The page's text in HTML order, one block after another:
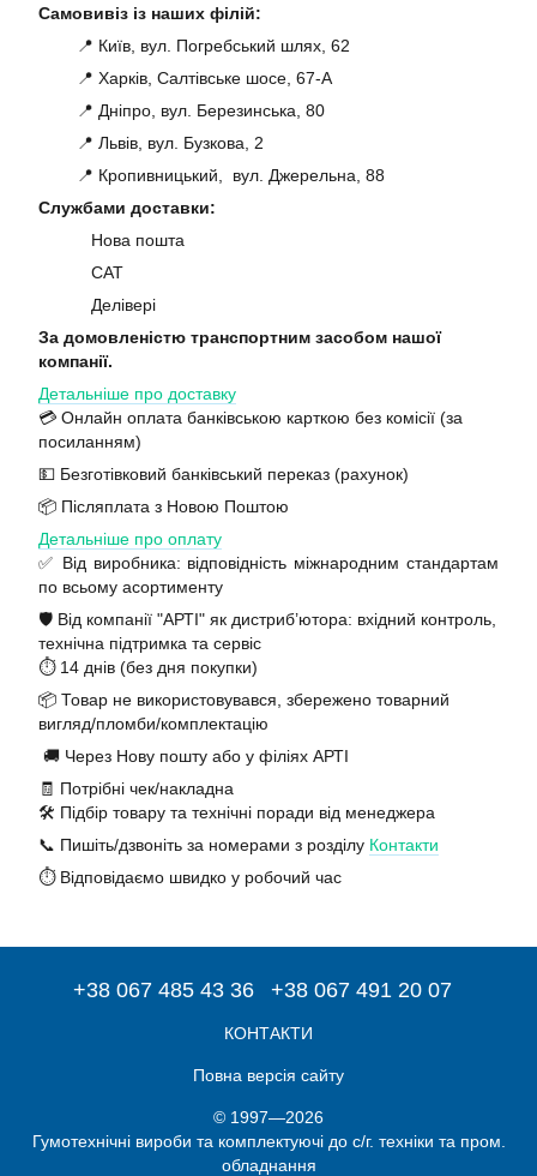
Самовивіз із наших філій:
📍 Київ, вул. Погребський шлях, 62
📍 Харків, Салтівське шосе, 67-А
📍 Дніпро, вул. Березинська, 80
📍 Львів, вул. Бузкова, 2
📍 Кропивницький, вул. Джерельна, 88
Службами доставки:
Нова пошта
САТ
Делівері
За домовленістю транспортним засобом нашої
компанії.
Детальніше про доставку
💳 Онлайн оплата банківською карткою без комісії (за
посиланням)
💵 Безготівковий банківський переказ (рахунок)
📦 Післяплата з Новою Поштою
Детальніше про оплату
✅ Від виробника: відповідність міжнародним стандартам
по всьому асортименту
🛡️ Від компанії "АРТІ" як дистриб’ютора: вхідний контроль,
технічна підтримка та сервіс
⏱️ 14 днів (без дня покупки)
📦 Товар не використовувався, збережено товарний
вигляд/пломби/комплектацію
🚚 Через Нову пошту або у філіях АРТІ
🧾 Потрібні чек/накладна
🛠️ Підбір товару та технічні поради від менеджера
📞 Пишіть/дзвоніть за номерами з розділу Контакти
⏱️ Відповідаємо швидко у робочий час
+38 067 485 43 36 +38 067 491 20 07
КОНТАКТИ
Повна версія сайту
© 1997—2026
Гумотехнічні вироби та комплектуючі до с/г. техніки та пром.
обладнання